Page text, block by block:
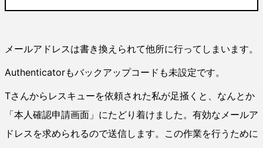
メールアドレスは書き換えられて他所に行ってしまいます。
Authenticatorもバックアップコードも未設定です。
Tさんからレスキューを依頼された私が足掻くと、なんとか
「本人確認申請画面」にたどり着けました。有効なメールア
ドレスを求められるので送信します。この作業を行うために